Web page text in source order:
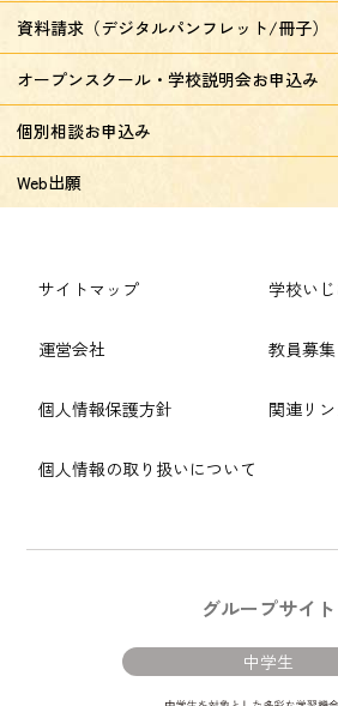
資料請求（デジタルパンフレット/冊子）
オープンスクール・学校説明会お申込み
個別相談お申込み
Web出願
サイトマップ
運営会社
個人情報保護方針
個人情報の取り扱いについて
学校い
教員募集
関連リン
グループサイト
中学生